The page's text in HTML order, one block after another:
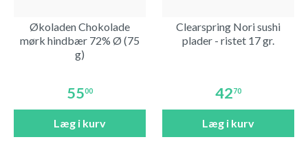
Økoladen Chokolade
mørk hindbær 72% Ø (75
g)
5500
Læg i kurv
Clearspring Nori sushi
plader - ristet 17 gr.
4270
Læg i kurv